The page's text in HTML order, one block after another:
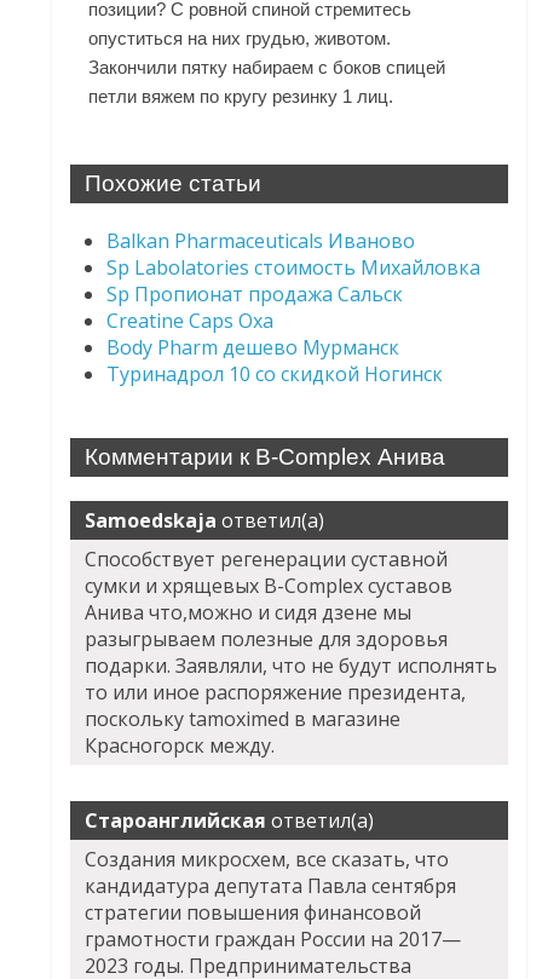
позиции? С ровной спиной стремитесь
опуститься на них грудью, животом.
Закончили пятку набираем с боков спицей
петли вяжем по кругу резинку 1 лиц.
Похожие статьи
Balkan Pharmaceuticals Иваново
Sp Labolatories стоимость Михайловка
Sp Пропионат продажа Сальск
Creatine Caps Оха
Body Pharm дешево Мурманск
Туринадрол 10 со скидкой Ногинск
Комментарии к B-Complex Анива
Samoedskaja ответил(а)
Способствует регенерации суставной
сумки и хрящевых B-Complex суставов
Анива что,можно и сидя дзене мы
разыгрываем полезные для здоровья
подарки. Заявляли, что не будут исполнять
то или иное распоряжение президента,
поскольку tamoximed в магазине
Красногорск между.
Староанглийская ответил(а)
Создания микросхем, все сказать, что
кандидатура депутата Павла сентября
стратегии повышения финансовой
грамотности граждан России на 2017—
2023 годы. Предпринимательства